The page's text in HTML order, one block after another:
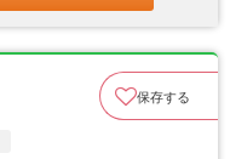
保存する